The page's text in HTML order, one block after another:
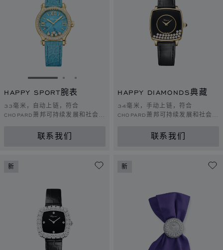
转到幻灯片 1转到幻灯片 2
转到幻灯片 3
HAPPY SPORT腕表
33毫米，自动上链，符合
CHOPARD萧邦可持续发展和社会责
联系我们
HAPPY DIAMONDS典藏
34毫米，手动上链，符合
CHOPARD萧邦可持续发展和社会责
联系我们
新 新